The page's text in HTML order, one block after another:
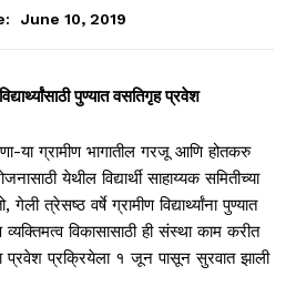
June 10, 2019
पुण्यात वसतिगृह प्रवेश
या ग्रामीण भागातील गरजू आणि होतकरु
येथील विद्यार्थी साहाय्यक समितीच्या
त्रेसष्ठ वर्षे ग्रामीण विद्यार्थ्यांना पुण्यात
विकासासाठी ही संस्था काम करीत
प्रवेश प्रक्रियेला १ जून पासून सुरवात झाली